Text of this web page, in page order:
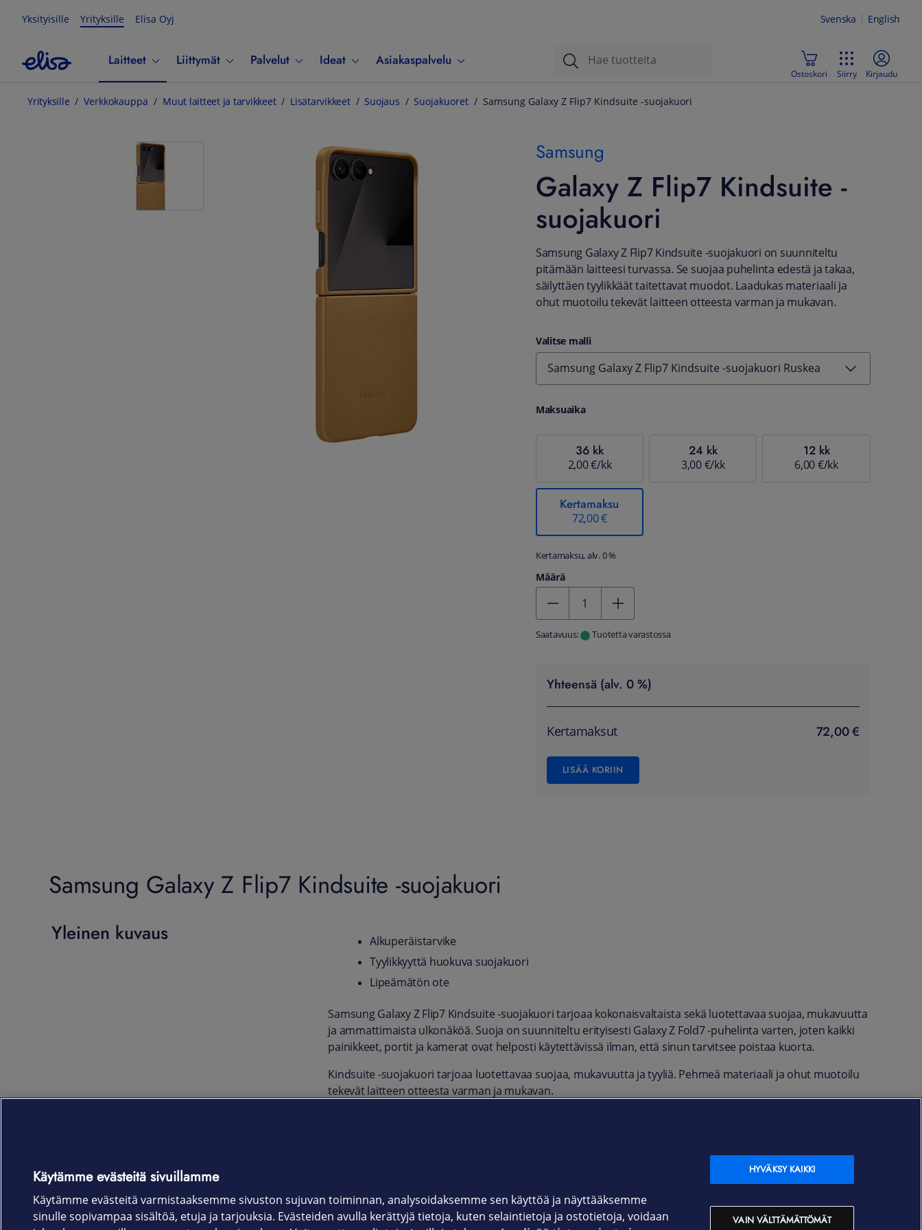
Yksityisille Yrityksille Elisa Oyj Svenska English
Laitteet Liittymät Palvelut Ideat Asiakaspalvelu
Ostoskori Siirry Kirjaudu
Yrityksille Verkkokauppa Muut laitteet ja tarvikkeet Lisätarvikkeet Suojaus Suojakuoret Samsung Galaxy Z Flip7 Kindsuite -suojakuori
Samsung
Galaxy Z Flip7 Kindsuite -
suojakuori
Samsung Galaxy Z Flip7 Kindsuite -suojakuori on suunniteltu
pitämään laitteesi turvassa. Se suojaa puhelinta edestä ja takaa,
säilyttäen tyylikkäät taitettavat muodot. Laadukas materiaali ja
ohut muotoilu tekevät laitteen otteesta varman ja mukavan.
Valitse malli
Samsung Galaxy Z Flip7 Kindsuite -suojakuori Ruskea
Maksuaika
36 kk
2,00 €/kk
24 kk
3,00 €/kk
12 kk
6,00 €/kk
Kertamaksu
72,00 €
Kertamaksu, alv. 0 %
Määrä
Saatavuus: Tuotetta varastossa
Yhteensä (alv. 0 %)
Kertamaksut 72,00 €
LISÄÄ KORIIN
Samsung Galaxy Z Flip7 Kindsuite -suojakuori
Yleinen kuvaus
Alkuperäistarvike
Tyylikkyyttä huokuva suojakuori
Lipeämätön ote
Samsung Galaxy Z Flip7 Kindsuite -suojakuori tarjoaa kokonaisvaltaista sekä luotettavaa suojaa, mukavuutta
ja ammattimaista ulkonäköä. Suoja on suunniteltu erityisesti Galaxy Z Fold7 -puhelinta varten, joten kaikki
painikkeet, portit ja kamerat ovat helposti käytettävissä ilman, että sinun tarvitsee poistaa kuorta.
Kindsuite -suojakuori tarjoaa luotettavaa suojaa, mukavuutta ja tyyliä. Pehmeä materiaali ja ohut muotoilu
tekevät laitteen otteesta varman ja mukavan.
Käytämme evästeitä sivuillamme
Käytämme evästeitä varmistaaksemme sivuston sujuvan toiminnan, analysoidaksemme sen käyttöä ja näyttääksemme
sinulle sopivampaa sisältöä, etuja ja tarjouksia. Evästeiden avulla kerättyjä tietoja, kuten selaintietoja ja ostotietoja, voidaan
VAIN VÄLTTÄMÄTTÖMÄT
HYVÄKSY KAIKKI